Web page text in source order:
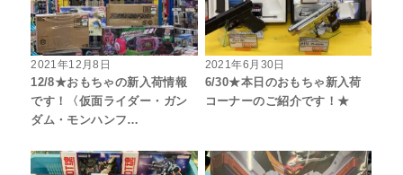
2021年12月8日
12/8★おもちゃの新入荷情報
です！〈仮面ライダー・ガン
ダム・モンハンフ…
2021年6月30日
6/30★本日のおもちゃ新入荷
コーナーのご紹介です！★